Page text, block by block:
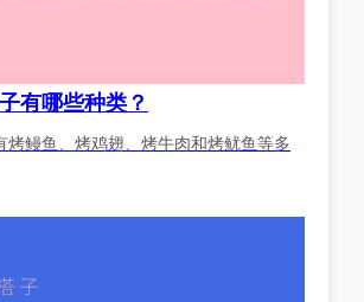
有哪些种类？
烤鳗鱼、烤鸡翅、烤牛肉和烤鱿鱼等多